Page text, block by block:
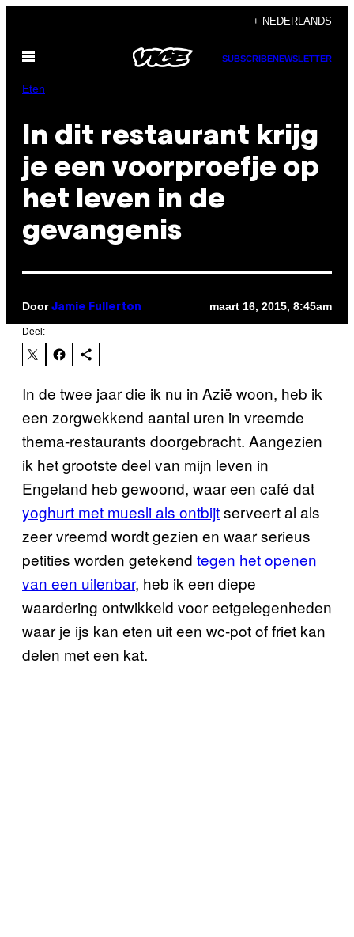
de
inhoud
+ NEDERLANDS
Open
SUBSCRIBENEWSLETTER
Eten
In dit restaurant krijg
je een voorproefje op
het leven in de
gevangenis
Door Jamie Fullerton maart 16, 2015, 8:45am
Deel:
In de twee jaar die ik nu in Azië woon, heb ik
een zorgwekkend aantal uren in vreemde
thema-restaurants doorgebracht. Aangezien
ik het grootste deel van mijn leven in
Engeland heb gewoond, waar een café dat
yoghurt met muesli als ontbijtserveert al als
zeer vreemd wordt gezien en waar serieus
petities worden getekend tegen het openen
van een uilenbar, heb ik een diepe
waardering ontwikkeld voor eetgelegenheden
waar je ijs kan eten uit een wc-pot of friet kan
delen met een kat.